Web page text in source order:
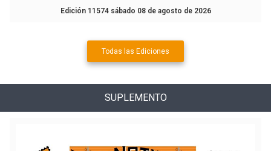
Edición 11574 sábado 08 de agosto de 2026
Todas las Ediciones
SUPLEMENTO